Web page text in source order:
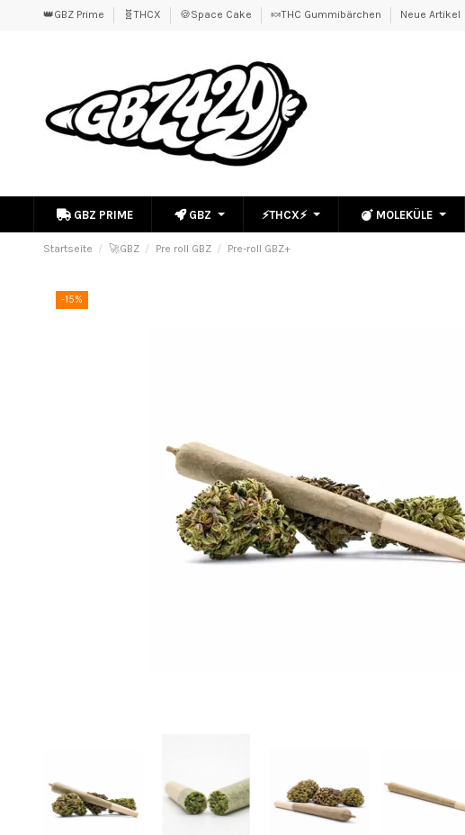
👑GBZ Prime 🧬THCX 🍪Space Cake 🍬THC Gummibärchen Neue Artikel
GBZ PRIME GBZ ⚡THCX⚡ MOLEKÜLE
Startseite 🚀GBZ Pre roll GBZ Pre-roll GBZ+
-15%